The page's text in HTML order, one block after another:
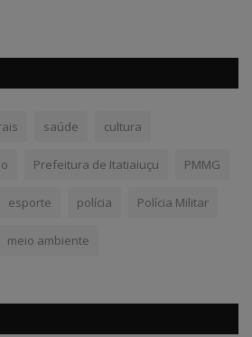
saúde cultura
Prefeitura de Itatiaiuçu PMMG
esporte polícia Polícia Militar
meio ambiente